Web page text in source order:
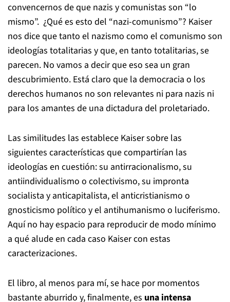
convencernos de que nazis y comunistas son “lo
mismo”. ¿Qué es esto del “nazi-comunismo”? Kaiser
nos dice que tanto el nazismo como el comunismo son
ideologías totalitarias y que, en tanto totalitarias, se
parecen. No vamos a decir que eso sea un gran
descubrimiento. Está claro que la democracia o los
derechos humanos no son relevantes ni para nazis ni
para los amantes de una dictadura del proletariado.
Las similitudes las establece Kaiser sobre las
siguientes características que compartirían las
ideologías en cuestión: su antirracionalismo, su
antiindividualismo o colectivismo, su impronta
socialista y anticapitalista, el anticristianismo o
gnosticismo político y el antihumanismo o luciferismo.
Aquí no hay espacio para reproducir de modo mínimo
a qué alude en cada caso Kaiser con estas
caracterizaciones.
El libro, al menos para mí, se hace por momentos
bastante aburrido y, finalmente, es una intensa